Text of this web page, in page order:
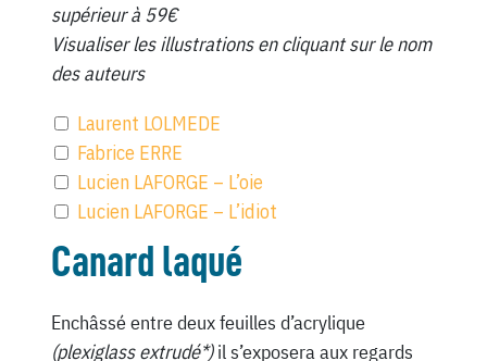
supérieur à 59€
Visualiser les illustrations en cliquant sur le nom
des auteurs
Laurent LOLMEDE
Fabrice ERRE
Lucien LAFORGE – L’oie
Lucien LAFORGE – L’idiot
Canard laqué
Enchâssé entre deux feuilles d’acrylique
(plexiglass extrudé*)il s’exposera aux regards